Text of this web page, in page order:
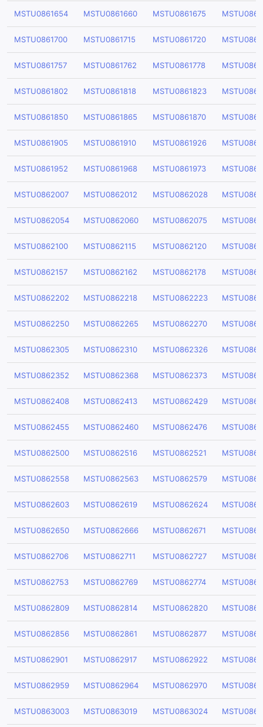
MSTU0861654 MSTU0861660 MSTU0861675
MSTU0861700 MSTU0861715 MSTU0861720
MSTU0861757 MSTU0861762 MSTU0861778
MSTU0861802 MSTU0861818 MSTU0861823
MSTU0861850 MSTU0861865 MSTU0861870
MSTU0861905 MSTU0861910 MSTU0861926
MSTU0861952 MSTU0861968 MSTU0861973
MSTU0862007 MSTU0862012 MSTU0862028
MSTU0862054 MSTU0862060 MSTU0862075
MSTU0862100 MSTU0862115 MSTU0862120
MSTU0862157 MSTU0862162 MSTU0862178
MSTU0862202 MSTU0862218 MSTU0862223
MSTU0862250 MSTU0862265 MSTU0862270
MSTU0862305 MSTU0862310 MSTU0862326
MSTU0862352 MSTU0862368 MSTU0862373
MSTU0862408 MSTU0862413 MSTU0862429
MSTU0862455 MSTU0862460 MSTU0862476
MSTU0862500 MSTU0862516 MSTU0862521
MSTU0862558 MSTU0862563 MSTU0862579
MSTU0862603 MSTU0862619 MSTU0862624
MSTU0862650 MSTU0862666 MSTU0862671
MSTU0862706 MSTU0862711 MSTU0862727
MSTU0862753 MSTU0862769 MSTU0862774
MSTU0862809 MSTU0862814 MSTU0862820
MSTU0862856 MSTU0862861 MSTU0862877
MSTU0862901 MSTU0862917 MSTU0862922
MSTU0862959 MSTU0862964 MSTU0862970
MSTU0863003 MSTU0863019 MSTU0863024